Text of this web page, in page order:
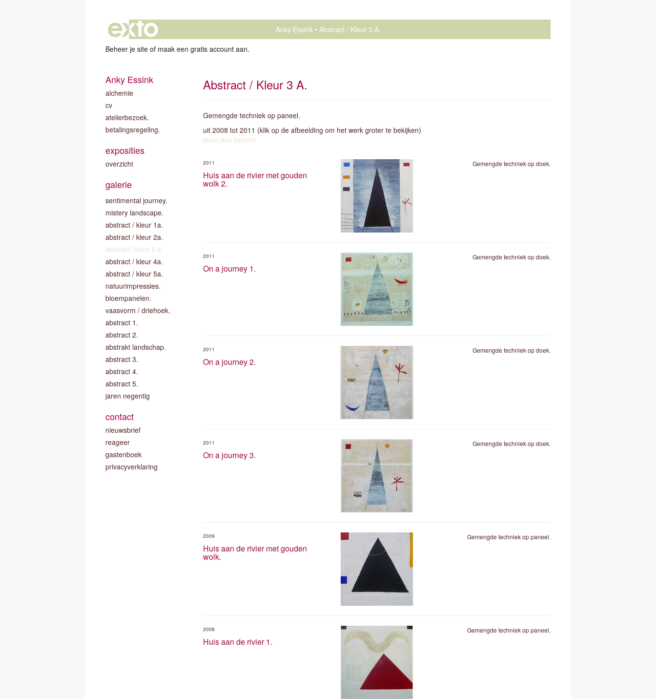
Anky Essink
Abstract / Kleur 3 A.
Beheer je site of maak een gratis account aan.
Abstract / Kleur 3 A.
Gemengde techniek op paneel.
uit 2008 tot 2011 (klik op de afbeelding om het werk groter te bekijken)
stuur een bericht
Huis aan de rivier met gouden
wolk 2.
2011 Gemengde techniek op doek.
On a journey 1.
2011 Gemengde techniek op doek.
On a journey 2.
2011 Gemengde techniek op doek.
On a journey 3.
2011 Gemengde techniek op doek.
Huis aan de rivier met gouden
wolk.
2009 Gemengde techniek op paneel.
Huis aan de rivier 1.
2008 Gemengde techniek op paneel.
Anky Essink
alchemie
cv
atelierbezoek.
betalingsregeling.
exposities
overzicht
galerie
sentimental journey.
mistery landscape.
abstract / kleur 1a.
abstract / kleur 2a.
abstract /kleur 3 a.
abstract / kleur 4a.
abstract / kleur 5a.
natuurimpressies.
bloempanelen.
vaasvorm / driehoek.
abstract 1.
abstract 2.
abstrakt landschap.
abstract 3.
abstract 4.
abstract 5.
jaren negentig
contact
nieuwsbrief
reageer
gastenboek
privacyverklaring